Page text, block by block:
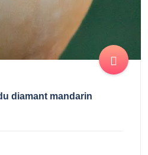
diamant mandarin